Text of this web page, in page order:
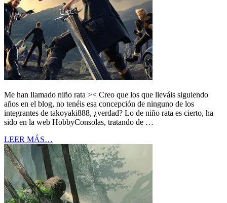
Me han llamado niño rata >< Creo que los que lleváis siguiendo
años en el blog, no tenéis esa concepción de ninguno de los
integrantes de takoyaki888, ¿verdad? Lo de niño rata es cierto, ha
sido en la web HobbyConsolas, tratando de …
LEER MÁS…